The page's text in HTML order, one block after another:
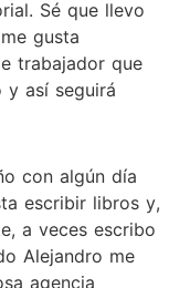
Sé que llevo
gusta
trabajador que
así seguirá
con algún día
escribir libros y,
a veces escribo
Alejandro me
agencia